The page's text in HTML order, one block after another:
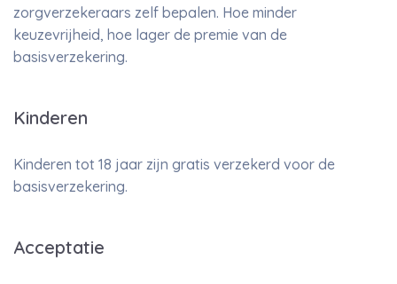
zorgverzekeraars zelf bepalen. Hoe minder
keuzevrijheid, hoe lager de premie van de
basisverzekering.
Kinderen
Kinderen tot 18 jaar zijn gratis verzekerd voor de
basisverzekering.
Acceptatie